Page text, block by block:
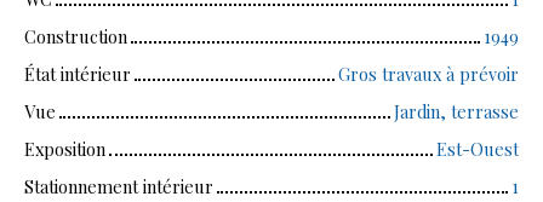
Construction
1949
État intérieur
Gros travaux à prévoir
Vue
Jardin, terrasse
Exposition
Est-Ouest
Stationnement intérieur
1